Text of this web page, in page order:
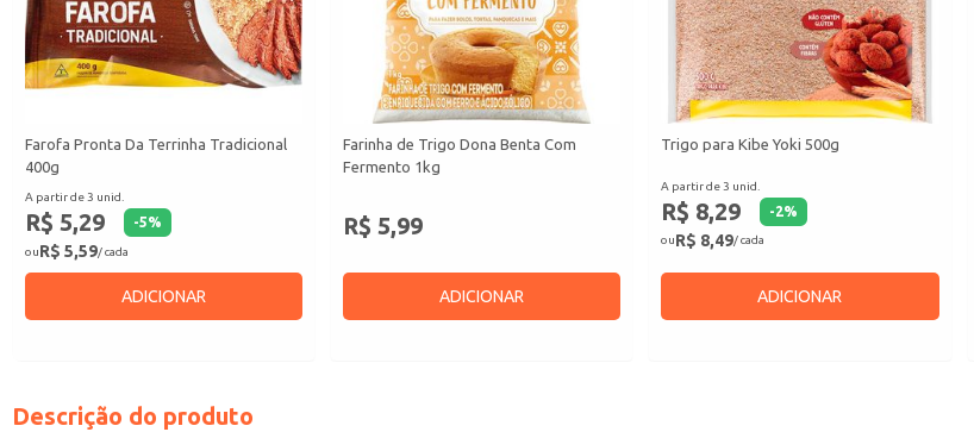
Farofa Pronta Da Terrinha Tradicional
400g
A partir de 3 unid.
R$ 5,29 -5%
ouR$ 5,59/ cada
ADICIONAR
Farinha de Trigo Dona Benta Com
Fermento 1kg
R$ 5,99
ADICIONAR
Trigo para Kibe Yoki 500g
A partir de 3 unid.
R$ 8,29 -2%
ouR$ 8,49/ cada
ADICIONAR
Descrição do produto